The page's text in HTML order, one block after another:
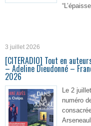
3 juillet 2026
[CITERADIO] Tout en
– Adeline Dieudonné –
2026
Le 2
numéro